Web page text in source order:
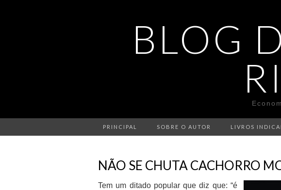
BLOG
PRINCIPAL SOBRE O AUTOR LIVROS
NÃO SE CHUTA CACHORRO
Tem um ditado popular que diz que: “é